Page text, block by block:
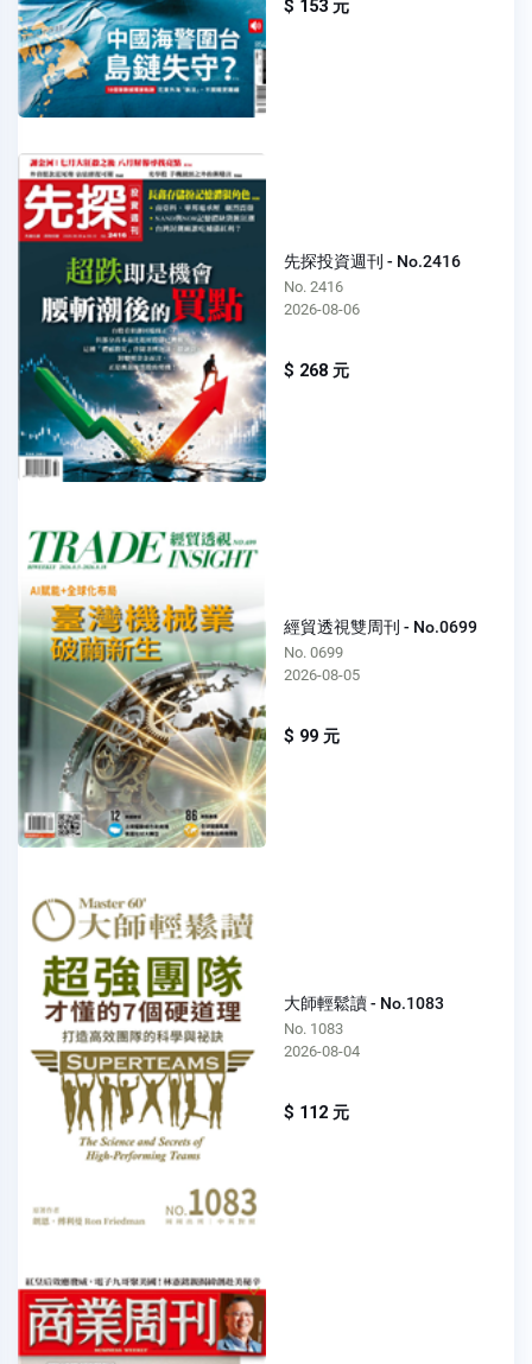
$ 153 元
先探投資週刊 - No.2416
No. 2416
2026-08-06
$ 268 元
經貿透視雙周刊 - No.0699
No. 0699
2026-08-05
$ 99 元
大師輕鬆讀 - No.1083
No. 1083
2026-08-04
$ 112 元